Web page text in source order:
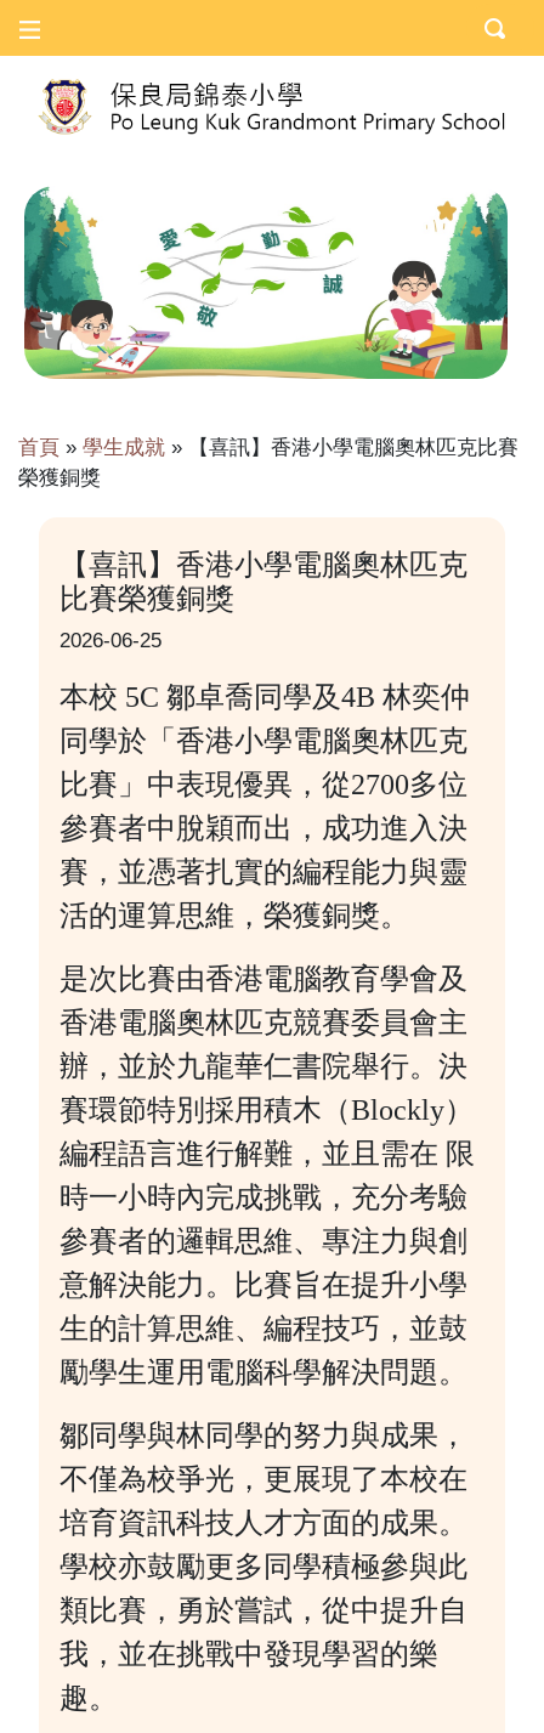
首頁 » 學生成就 »
【喜訊】香港小學電腦奧林匹克比賽
榮獲銅獎
【喜訊】香港小學電腦奧林匹克
比賽榮獲銅獎
2026-06-25
本校 5C 鄒卓喬同學及4B 林奕仲
同學於「香港小學電腦奧林匹克
比賽」中表現優異，從2700多位
參賽者中脫穎而出，成功進入決
賽，並憑著扎實的編程能力與靈
活的運算思維，榮獲銅獎。
是次比賽由香港電腦教育學會及
香港電腦奧林匹克競賽委員會主
辦，並於九龍華仁書院舉行。決
賽環節特別採用積木（Blockly）
編程語言進行解難，並且需在 限
時一小時內完成挑戰，充分考驗
參賽者的邏輯思維、專注力與創
意解決能力。比賽旨在提升小學
生的計算思維、編程技巧，並鼓
勵學生運用電腦科學解決問題。
鄒同學與林同學的努力與成果，
不僅為校爭光，更展現了本校在
培育資訊科技人才方面的成果。
學校亦鼓勵更多同學積極參與此
類比賽，勇於嘗試，從中提升自
我，並在挑戰中發現學習的樂
趣。